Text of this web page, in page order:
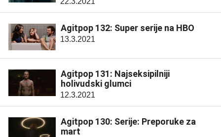
Agitpop 132: Super serije na HBO
13.3.2021
Agitpop 131: Najseksipilniji
holivudski glumci
12.3.2021
Agitpop 130: Serije: Preporuke za
mart